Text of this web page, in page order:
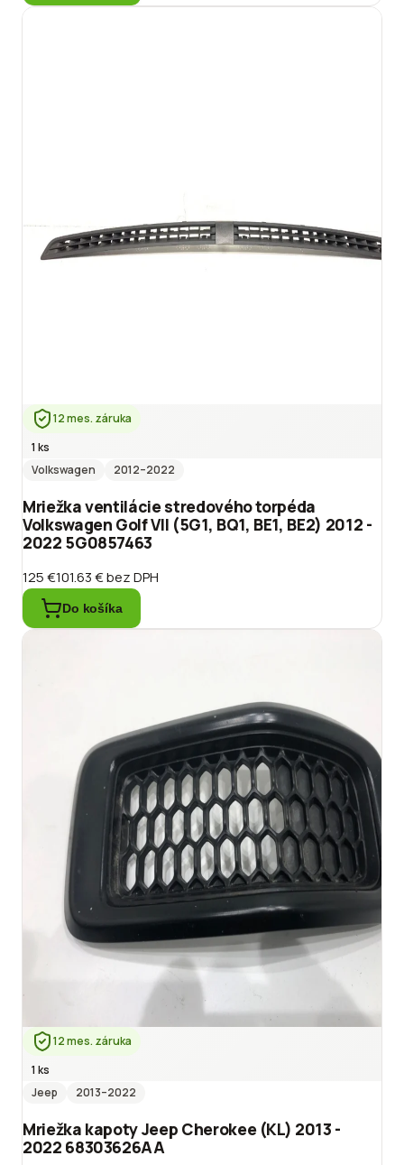
12 mes. záruka
1 ks
Volkswagen
2012–2022
Mriežka ventilácie stredového torpéda
Volkswagen Golf VII (5G1, BQ1, BE1, BE2) 2012 -
2022 5G0857463
125 €101.63 €bez DPH
Do košíka
12 mes. záruka
1 ks
Jeep
2013–2022
Mriežka kapoty Jeep Cherokee (KL) 2013 -
2022 68303626AA